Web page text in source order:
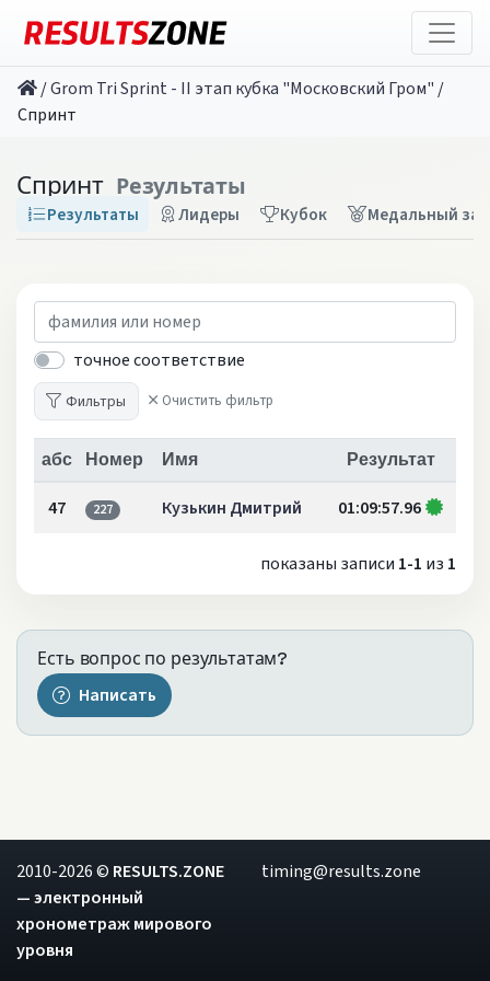
/Grom Tri Sprint - II этап кубка "Московский Гром" /
Спринт
Спринт Результаты
Результаты Лидеры Кубок Медальный
точное соответствие
Фильтры Очистить фильтр
абс Номер Имя Результат
47 227 Кузькин Дмитрий 01:09:57.96
показаны записи 1-1 из 1
Есть вопрос по результатам?
Написать
2010-2026 © RESULTS.ZONE
— электронный
хронометраж мирового
уровня
timing@results.zone